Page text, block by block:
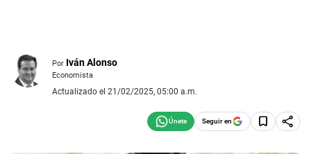
Por Iván Alonso
Economista
Actualizado el 21/02/2025, 05:00 a.m.
Seguir en